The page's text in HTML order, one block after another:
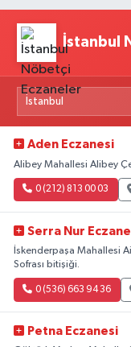
İstanbul
Aden Eczanesi
Alibey Mahallesi Alibey
0 (212) 813 00 03
Serra Nur
İskenderpaşa Mahallesi
Sofrası bitişiği.
0 (536) 663 94 36
Petna Eczanesi